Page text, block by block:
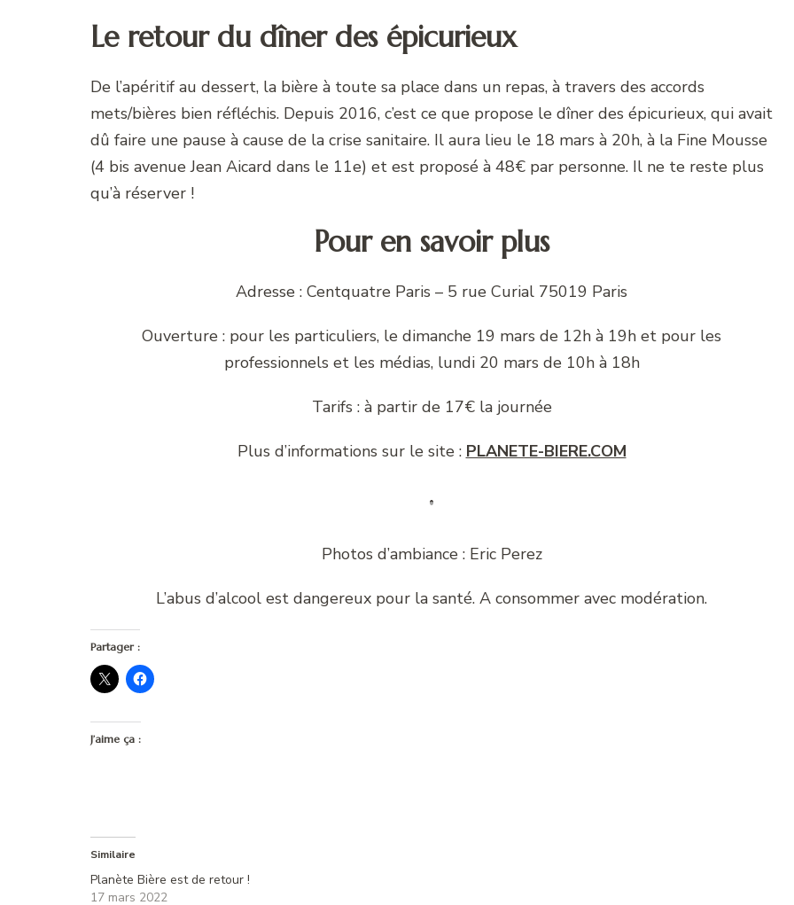
Le retour du dîner des épicurieux
De l’apéritif au dessert, la bière à toute sa place dans un repas, à travers des accords
mets/bières bien réfléchis. Depuis 2016, c’est ce que propose le dîner des épicurieux, qui avait
dû faire une pause à cause de la crise sanitaire. Il aura lieu le 18 mars à 20h, à la Fine Mousse
(4 bis avenue Jean Aicard dans le 11e) et est proposé à 48€ par personne. Il ne te reste plus
qu’à réserver !
Pour en savoir plus
Adresse : Centquatre Paris – 5 rue Curial 75019 Paris
Ouverture : pour les particuliers, le dimanche 19 mars de 12h à 19h et pour les
professionnels et les médias, lundi 20 mars de 10h à 18h
Tarifs : à partir de 17€ la journée
Plus d’informations sur le site : PLANETE-BIERE.COM
Photos d’ambiance : Eric Perez
L’abus d’alcool est dangereux pour la santé. A consommer avec modération.
Partager :
J’aime ça :
Similaire
Planète Bière est de retour !
17 mars 2022